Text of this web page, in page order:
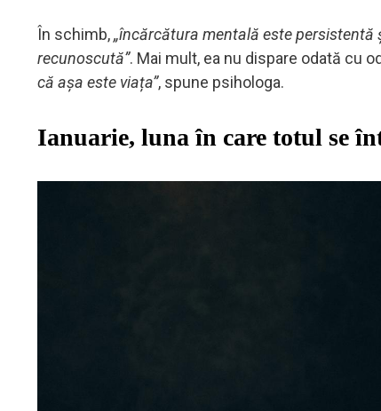
În schimb,„încărcătura mentală este persistentă
recunoscută”. Mai mult, ea nu dispare odată cu
că așa este viața”, spune psihologa.
Ianuarie, luna în care totul se